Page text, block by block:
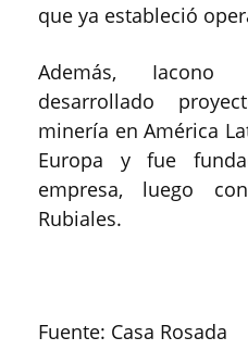
que ya estableció
Además,
desarrollado
minería en América
Europa y fue
empresa, luego
Rubiales.
Fuente: Casa Rosada